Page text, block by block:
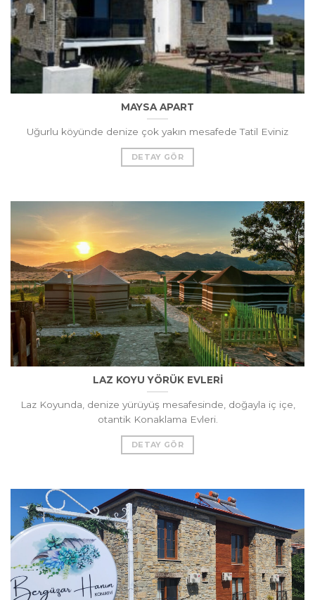
MAYSA APART
Uğurlu köyünde denize çok yakın mesafede Tatil Eviniz
DETAY GÖR
LAZ KOYU YÖRÜK EVLERİ
Laz Koyunda, denize yürüyüş mesafesinde, doğayla iç içe,
otantik Konaklama Evleri.
DETAY GÖR